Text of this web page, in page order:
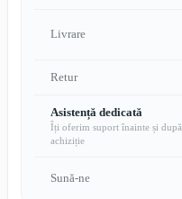
Livrare
Retur
Asistență dedicată
Îți oferim suport înainte și după
achiziție
Sună-ne